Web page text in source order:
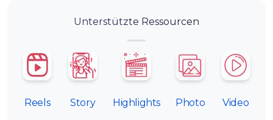
Unterstützte Ressourcen
Reels Story Highlights Photo Video